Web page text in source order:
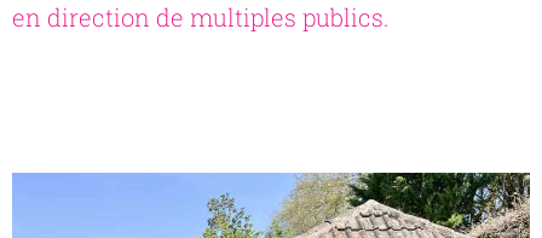
en direction de multiples publics.